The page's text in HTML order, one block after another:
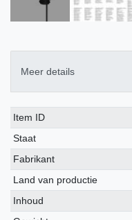
Meer details
Technisch
kenmerk
Waarde
Item ID
Staat
Fabrikant
Land van productie
Inhoud